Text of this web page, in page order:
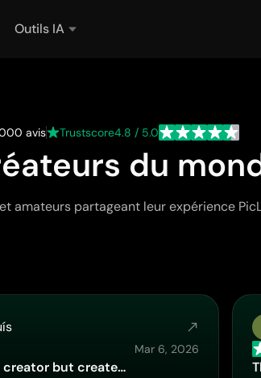
Outils IA
avis Trustscore4.8 / 5.0
du
amateurs partageant leur expérience
Mar 6, 2026
creator but create…